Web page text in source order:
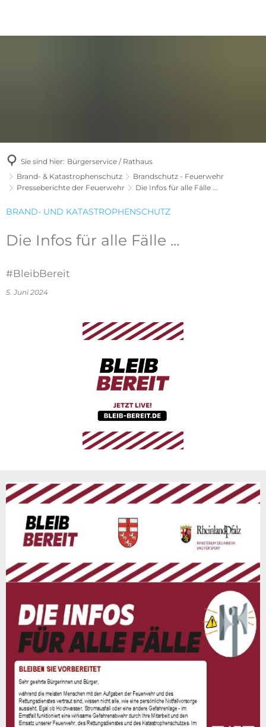
Sie sind hier: Bürgerservice / Rathaus
Brand- & Katastrophenschutz
Brandschutz - Feuerwehr
Presseberichte der Feuerwehr
Die Infos für alle Fälle ...
BRAND- UND KATASTROPHENSCHUTZ
Die Infos für alle Fälle ...
#BleibBereit
5. Juni 2024